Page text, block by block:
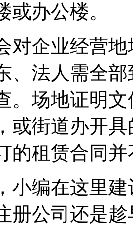
或办公楼。
对企业经营
、法人需全
。场地证明
或街道办开
的租赁合同
小编在这里
册公司还是